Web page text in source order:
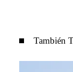
También